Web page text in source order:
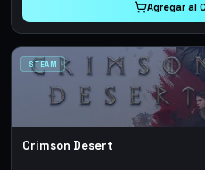
Agregar al
STEAM
Crimson Desert